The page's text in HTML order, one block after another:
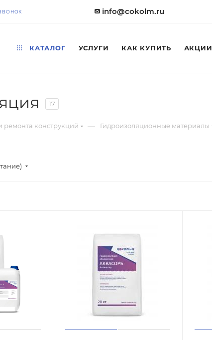
info@cokolm.ru
КАТАЛОГ УСЛУГИ КАК КУПИТЬ АКЦИИ
17
ремонта конструкций — Гидроизоляционные материалы